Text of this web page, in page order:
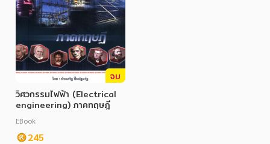
จบ
วิศวกรรมไฟฟ้า (Electrical
engineering) ภาคทฤษฎี
EBook
245